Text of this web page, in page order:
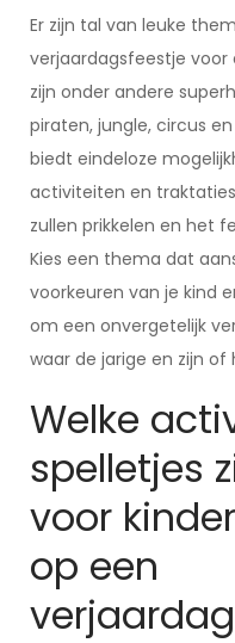
Er zijn tal van leuke
verjaardagsfeestje voor
zijn onder andere
piraten, jungle, circus en
biedt eindeloze
activiteiten en
zullen prikkelen en het
Kies een thema dat
voorkeuren van je kind
om een onvergetelijk
waar de jarige en zijn of
Welke
spelletjes
voor
op een